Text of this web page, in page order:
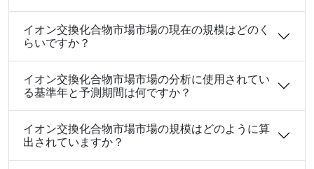
イオン交換化合物市場市場の現在の規模はどのく
らいですか？
イオン交換化合物市場市場の分析に使用されてい
る基準年と予測期間は何ですか？
イオン交換化合物市場市場の規模はどのように算
出されていますか？